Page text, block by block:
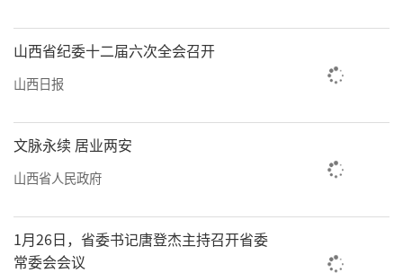
山西省纪委十二届六次全会召开
山西日报
文脉永续 居业两安
山西省人民政府
1月26日，省委书记唐登杰主持召开省委
常委会会议